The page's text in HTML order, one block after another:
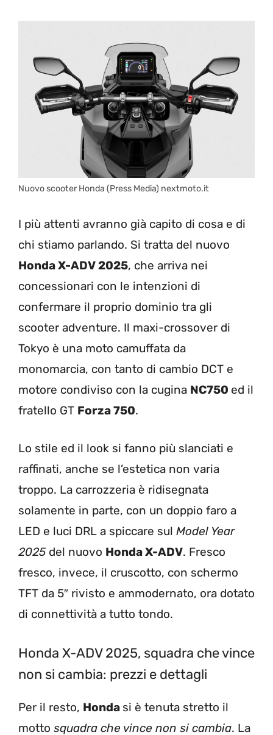
Nuovo scooter Honda (Press Media) nextmoto.it
I più attenti avranno già capito di cosa e di
chi stiamo parlando. Si tratta del nuovo
Honda X-ADV 2025, che arriva nei
concessionari con le intenzioni di
confermare il proprio dominio tra gli
scooter adventure. Il maxi-crossover di
Tokyo è una moto camuffata da
monomarcia, con tanto di cambio DCT e
motore condiviso con la cugina NC750 ed il
fratello GT Forza 750.
Lo stile ed il look si fanno più slanciati e
raffinati, anche se l’estetica non varia
troppo. La carrozzeria è ridisegnata
solamente in parte, con un doppio faro a
LED e luci DRL a spiccare sul Model Year
2025 del nuovo Honda X-ADV. Fresco
fresco, invece, il cruscotto, con schermo
TFT da 5″ rivisto e ammodernato, ora dotato
di connettività a tutto tondo.
Honda X-ADV 2025, squadra che vince
non si cambia: prezzi e dettagli
Per il resto, Honda si è tenuta stretto il
motto squadra che vince non si cambia. La